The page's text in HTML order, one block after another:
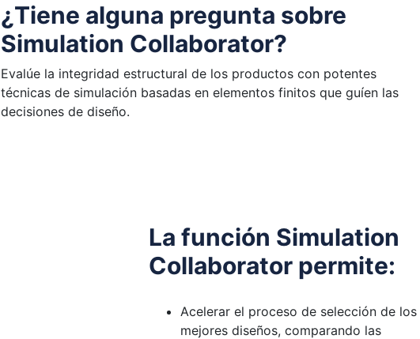
¿Tiene alguna pregunta sobre
Simulation Collaborator?
Evalúe la integridad estructural de los productos con potentes
técnicas de simulación basadas en elementos finitos que guíen las
decisiones de diseño.
La función Simulation
Collaborator permite:
Acelerar el proceso de selección de los
mejores diseños, comparando las